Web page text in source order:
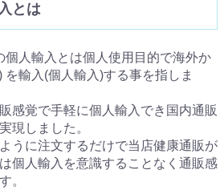
とは
個人輸入とは個人使用目的で海外か
を輸入(個人輸入)する事を指しま
感覚で手軽に個人輸入でき国内通販
現しました。
うに注文するだけで当店健康通販が
個人輸入を意識することなく通販感
。